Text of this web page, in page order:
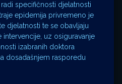
specifičnosti djelatnosti
epidemija privremeno je
djelatnosti te se obavljaju
uz osiguravanje
izabranih doktora
dosadašnjem rasporedu